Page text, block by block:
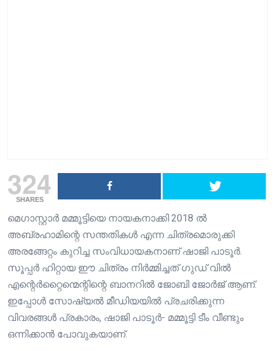
324
SHARES
മെഗാസ്റ്റാർ മമ്മൂട്ടിയെ നായകനാക്കി 2018 ൽ
അബ്രഹാമിന്റെ സന്തതികൾ എന്ന ചിത്രമൊരുക്കി
അരങ്ങേറ്റം കുറിച്ച സംവിധായകനാണ് ഷാജി പാടൂർ.
സൂപ്പർ ഹിറ്റായ ഈ ചിത്രം നിർമ്മിച്ചത് ഗുഡ് വിൽ
എന്റെർറ്റൈന്മെന്റിന്റെ ബാനറിൽ ജോബി ജോർജ് ആണ്.
ഇപ്പോൾ സോഷ്യൽ മീഡിയയിൽ പ്രചരിക്കുന്ന
വിവരങ്ങൾ പ്രകാരം, ഷാജി പാടൂർ- മമ്മൂട്ടി ടീം വീണ്ടും
ഒന്നിക്കാൻ പോവുകയാണ്.